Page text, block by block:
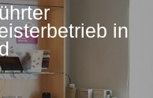
in